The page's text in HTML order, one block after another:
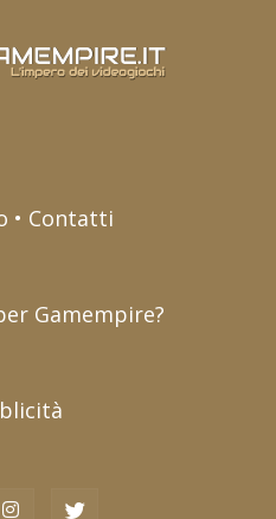
• Contatti
Gamempire?